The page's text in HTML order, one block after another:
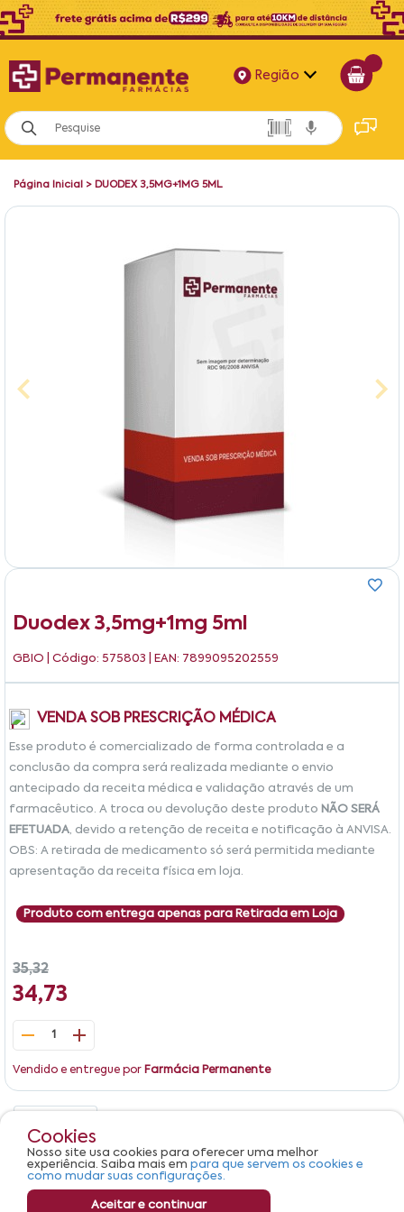
Região
Alagoas
Bahia
Página Inicial > DUODEX 3,5MG+1MG 5ML
Duodex 3,5mg+1mg 5ml
GBIO | Código: 575803 | EAN: 7899095202559
VENDA SOB PRESCRIÇÃO MÉDICA
Esse produto é comercializado de forma controlada e a
conclusão da compra será realizada mediante o envio
antecipado da receita médica e validação através de um
farmacêutico. A troca ou devolução deste produto NÃO SERÁ
EFETUADA, devido a retenção de receita e notificação à ANVISA.
OBS: A retirada de medicamento só será permitida mediante
apresentação da receita física em loja.
Produto com entrega apenas para Retirada em Loja
35,32
34,73
1
Vendido e entregue por Farmácia Permanente
Produto não apresenta descrição.
Cookies
Nosso site usa cookies para oferecer uma melhor
experiência. Saiba mais em para que servem os cookies e
como mudar suas configurações.
Aceitar e continuar